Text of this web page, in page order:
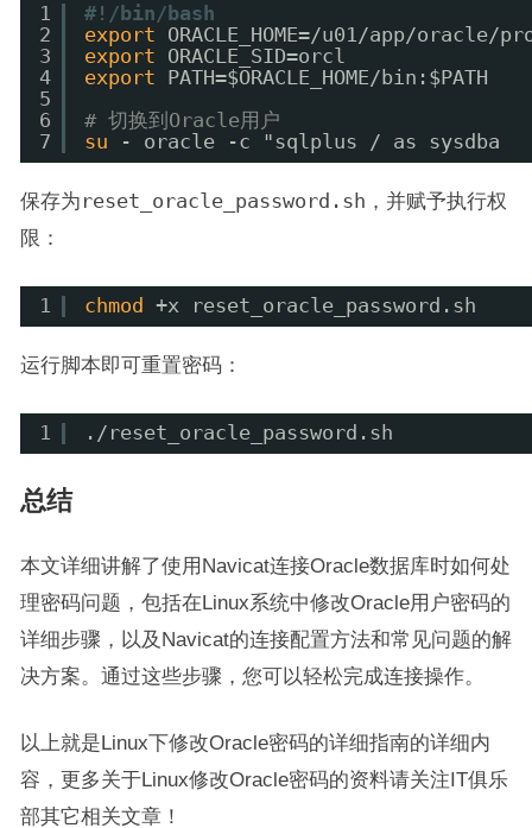
1
2
3
4
5
6
7
#!/bin/bash
export
ORACLE_HOME=/u01/app/oracle/
export
ORACLE_SID=orcl
export
PATH=$ORACLE_HOME/bin :$PATH
# 切换到Oracle用户
su
- oracle -c "sqlplus / as sysdba
保存为 reset_oracle_password.sh ，并赋予执行权
限：
1 chmod +x reset_oracle_password.sh
运行脚本即可重置密码：
1 . /reset_oracle_password .sh
总结
本文详细讲解了使用Navicat连接Oracle数据库时如何处
理密码问题，包括在Linux系统中修改Oracle用户密码的
详细步骤，以及Navicat的连接配置方法和常见问题的解
决方案。通过这些步骤，您可以轻松完成连接操作。
以上就是Linux下修改Oracle密码的详细指南的详细内
容，更多关于Linux修改Oracle密码的资料请关注IT俱乐
部其它相关文章！